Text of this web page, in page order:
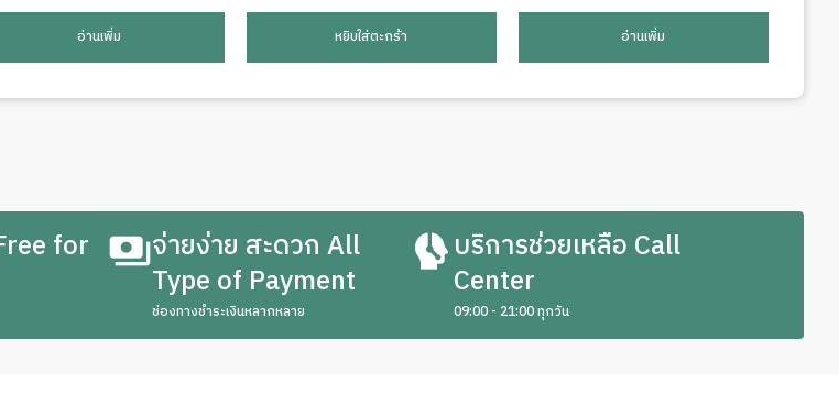
อ่านเพิ่ม หยิบใส่ตะกร้า อ่านเพิ่ม
for
จ่ายง่าย สะดวก All
Type of Payment
ช่องทางชำระเงินหลากหลาย
บริการช่วยเหลือ Call
Center
09:00 - 21:00 ทุกวัน